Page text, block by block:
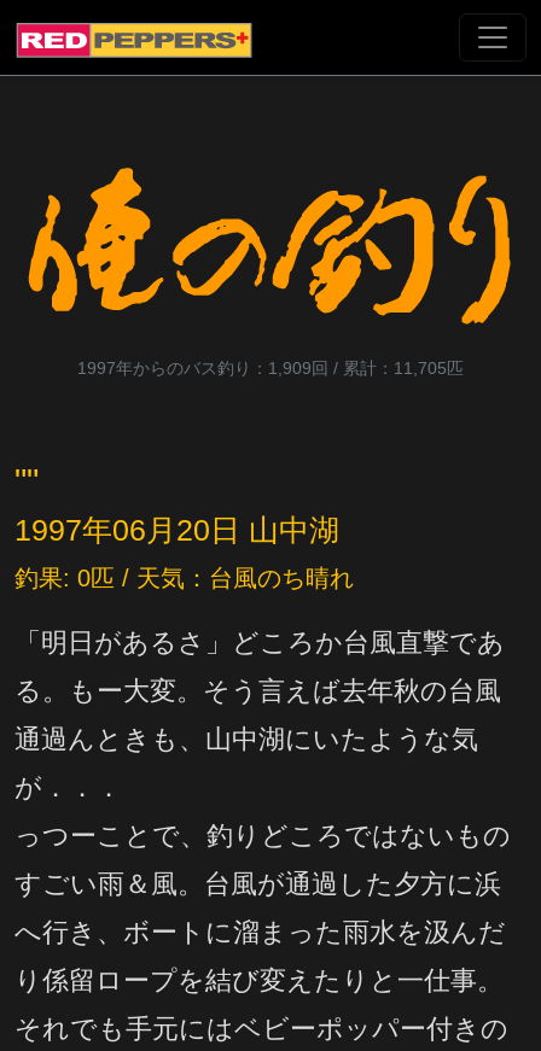
1997年からのバス釣り：1,909回 / 累計：11,705匹
""
1997年06月20日 山中湖
釣果: 0匹 / 天気：台風のち晴れ
「明日があるさ」どころか台風直撃であ
る。もー大変。そう言えば去年秋の台風
通過んときも、山中湖にいたような気
が．．．
っつーことで、釣りどころではないもの
すごい雨＆風。台風が通過した夕方に浜
へ行き、ボートに溜まった雨水を汲んだ
り係留ロープを結び変えたりと一仕事。
それでも手元にはベビーポッパー付きの